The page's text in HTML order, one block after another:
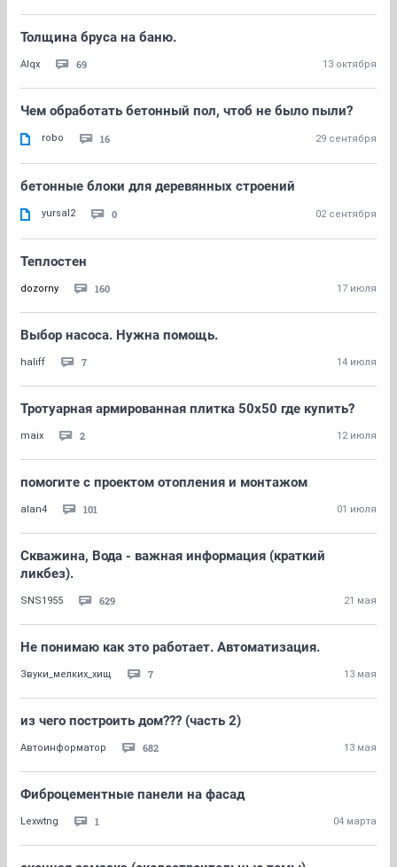
Толщина бруса на баню.
Alqx 69 13 октября
Чем обработать бетонный пол, чтоб не было пыли?
robo 16 29 сентября
бетонные блоки для деревянных строений
yursal2 0 02 сентября
Теплостен
dozorny 160 17 июля
Выбор насоса. Нужна помощь.
haliff 7 14 июля
Тротуарная армированная плитка 50х50 где купить?
maix 2 12 июля
помогите с проектом отопления и монтажом
alan4 101 01 июля
Скважина, Вода - важная информация (краткий
ликбез).
SNS1955 629 21 мая
Не понимаю как это работает. Автоматизация.
Звуки_мелких_хищ 7 13 мая
из чего построить дом??? (часть 2)
Автоинформатор 682 13 мая
Фиброцементные панели на фасад
Lexwtng 1 04 марта